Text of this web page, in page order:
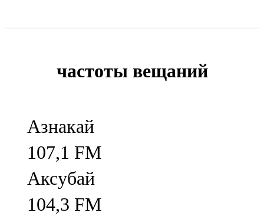
частоты вещаний
Азнакай
107,1 FM
Аксубай
104,3 FM